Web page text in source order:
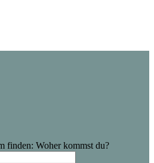
finden: Woher kommst du?